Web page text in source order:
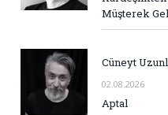
Müşterek
Cüneyt
02.08.2026
Aptal